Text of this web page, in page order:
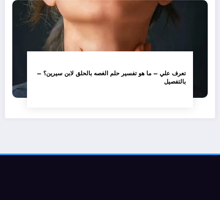
تعرف علي – ما هو تفسير حلم الغصه بالحلق لابن سيرين؟ –
بالتفصيل